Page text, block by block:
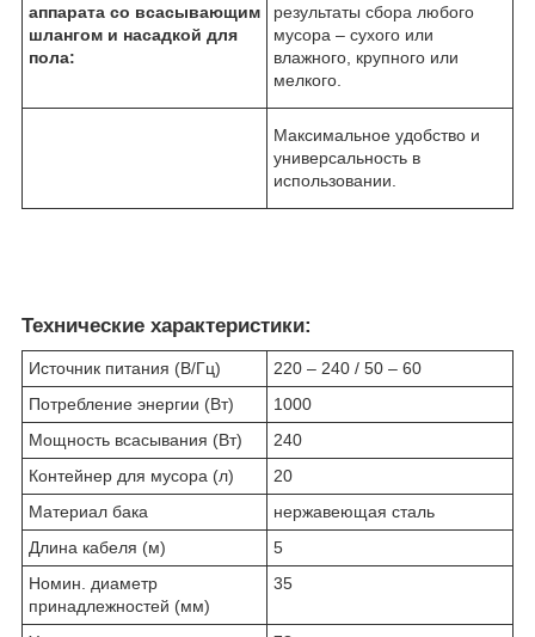
аппарата со всасывающим
шлангом и насадкой для
пола:
результаты сбора любого
мусора – сухого или
влажного, крупного или
мелкого.
Максимальное удобство и
универсальность в
использовании.
Технические характеристики:
Источник питания (В/Гц)
220 – 240 / 50 – 60
Потребление энергии (Вт)
1000
Мощность всасывания (Вт)
240
Контейнер для мусора (л)
20
Материал бака
нержавеющая сталь
Длина кабеля (м)
5
Номин. диаметр
принадлежностей (мм)
35